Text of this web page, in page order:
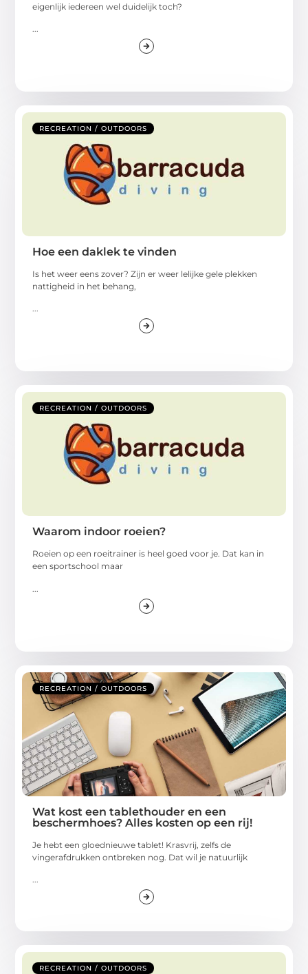
eigenlijk iedereen wel duidelijk toch?
...
RECREATION / OUTDOORS
Hoe een daklek te vinden
Is het weer eens zover? Zijn er weer lelijke gele plekken
nattigheid in het behang,
...
RECREATION / OUTDOORS
Waarom indoor roeien?
Roeien op een roeitrainer is heel goed voor je. Dat kan in
een sportschool maar
RECREATION / OUTDOORS
Wat kost een tablethouder en een
beschermhoes? Alles kosten op een rij!
Je hebt een gloednieuwe tablet! Krasvrij, zelfs de
vingerafdrukken ontbreken nog. Dat wil je natuurlijk
...
RECREATION / OUTDOORS